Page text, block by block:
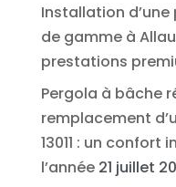
Installation
de gamme à
prestations
Pergola à bâche
remplacement
13011 : un
l’année 21 juillet